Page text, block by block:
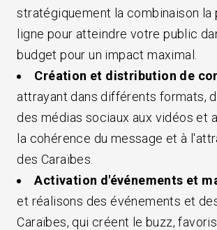
stratégiquement la combinaison
ligne pour atteindre votre public
budget pour un impact maximal.
Création et distribution de
attrayant dans différents formats,
des médias sociaux aux vidéos et
la cohérence du message et à
des Caraïbes.
Activation d'événements et
et réalisons des événements et
Caraïbes, qui créent le buzz,